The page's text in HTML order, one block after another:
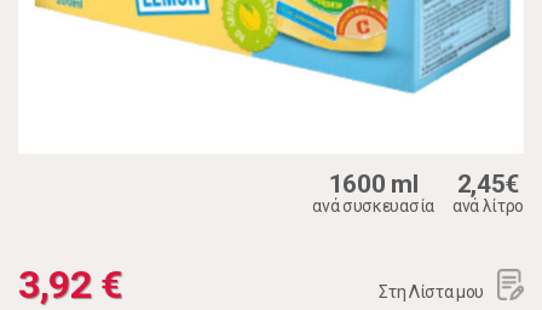
1600 ml
ανά συσκευασία
2,45€
ανά λίτρο
3,92 € Στη Λίστα μου